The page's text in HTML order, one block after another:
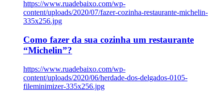
https://www.ruadebaixo.com/wp-
content/uploads/2020/07/fazer-cozinha-restaurante-michelin-
335x256.jpg
Como fazer da sua cozinha um restaurante
“Michelin”?
https://www.ruadebaixo.com/wp-
content/uploads/2020/06/herdade-dos-delgados-0105-
fileminimizer-335x256.jpg